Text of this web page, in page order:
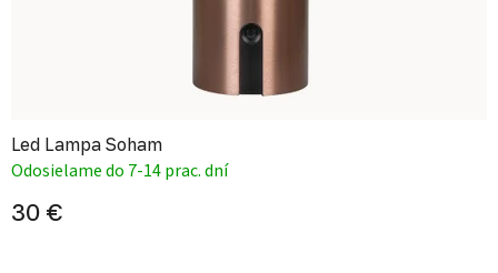
Led Lampa Soham
Odosielame do 7-14 prac. dní
30 €